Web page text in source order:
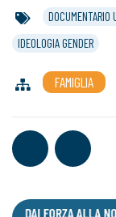
DOCUMENTARIO
IDEOLOGIA GENDER
FAMIGLIA